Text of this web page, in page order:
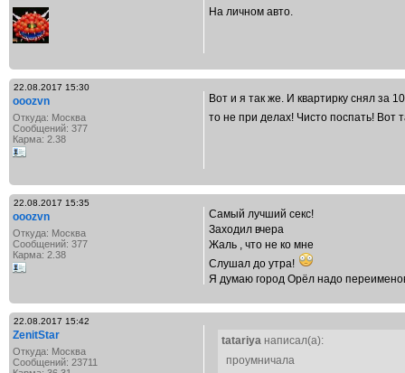
На личном авто.
22.08.2017 15:30
ooozvn
Откуда: Москва
Сообщений: 377
Карма: 2.38
Вот и я так же. И квартирку снял за
то не при делах! Чисто поспать! Вот
22.08.2017 15:35
ooozvn
Откуда: Москва
Сообщений: 377
Карма: 2.38
Самый лучший секс!
Заходил вчера
Жаль , что не ко мне
Слушал до утра!
Я думаю город Орёл надо
22.08.2017 15:42
ZenitStar
Откуда: Москва
Сообщений: 23711
tatariya написал(а):
проумничала